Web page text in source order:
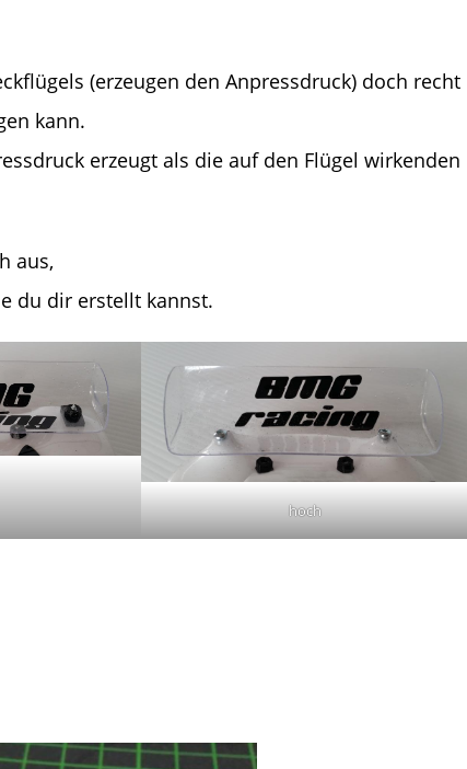
(erzeugen den Anpressdruck) doch recht
kann.
erzeugt als die auf den Flügel wirkenden
aus,
du dir erstellt kannst.
hoch